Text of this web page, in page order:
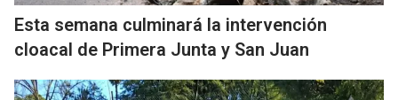
Esta semana culminará la intervención
cloacal de Primera Junta y San Juan